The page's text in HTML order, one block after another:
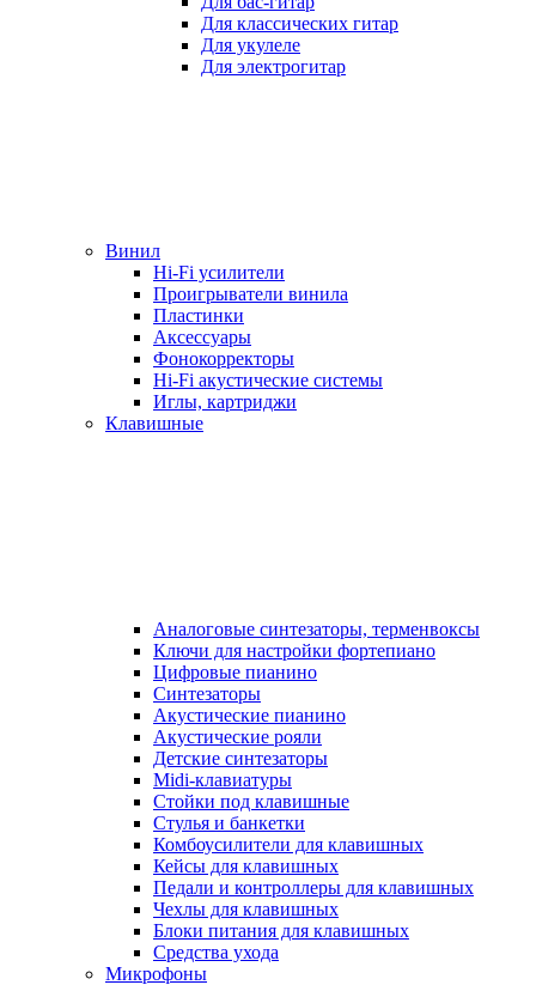
Для классических гитар
Для укулеле
Для электрогитар
Винил
Hi-Fi усилители
Проигрыватели винила
Пластинки
Аксессуары
Фонокорректоры
Hi-Fi акустические системы
Иглы, картриджи
Клавишные
Аналоговые синтезаторы, терменвоксы
Ключи для настройки фортепиано
Цифровые пианино
Синтезаторы
Акустические пианино
Акустические рояли
Детские синтезаторы
Midi-клавиатуры
Стойки под клавишные
Стулья и банкетки
Комбоусилители для клавишных
Кейсы для клавишных
Педали и контроллеры для клавишных
Чехлы для клавишных
Блоки питания для клавишных
Средства ухода
Микрофоны